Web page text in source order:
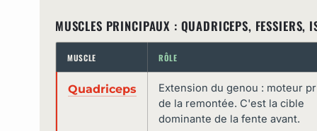
MUSCLES PRINCIPAUX : QUADRICEPS, FESSIERS,
MUSCLE RÔLE
Quadriceps
Extension du genou : moteur
de la remontée. C'est la cible
dominante de la fente avant.